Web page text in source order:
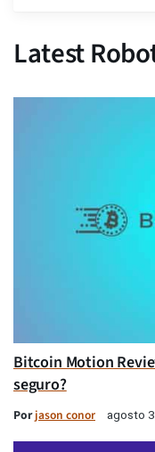
Latest
Bitcoin Motion
seguro?
Porjason conor agosto